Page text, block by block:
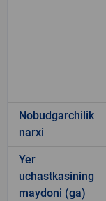
Nobudgarchilik
narxi
Yer
uchastkasining
maydoni (ga)